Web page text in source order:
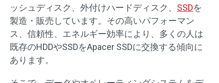
ッシュディスク、外付けハードディスク、 SSDを
製造・販売しています。その高いパフォーマン
ス、信頼性、エネルギー効率により、多くの人は
既存のHDDやSSDをApacer SSDに交換する傾向に
あります。